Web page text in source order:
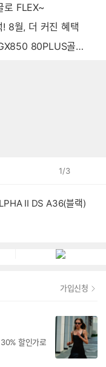
로 FLEX~
8월, 더 커진 혜택
드 풀모듈러 ATX3.0 블랙
1/3
II DS A36(블랙)
가입신청
할인가로